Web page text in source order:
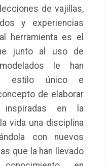
de vajillas,
y experiencias
herramienta es el
junto al uso de
le han
estilo único e
de elaborar
en la
vida una disciplina
con nuevos
que la han llevado